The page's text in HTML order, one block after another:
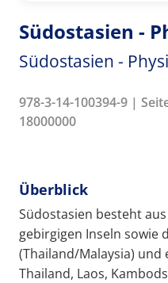
Südostasien -
Südostasien -
978-3-14-100394-9 |
18000000
Überblick
Südostasien besteht
gebirgigen Inseln sowie
(Thailand/Malaysia) und
Thailand, Laos,